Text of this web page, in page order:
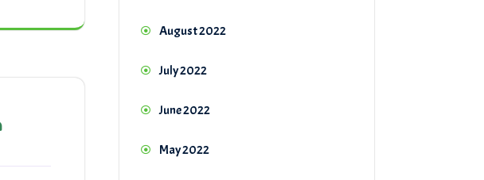
August 2022
July 2022
June 2022
May 2022